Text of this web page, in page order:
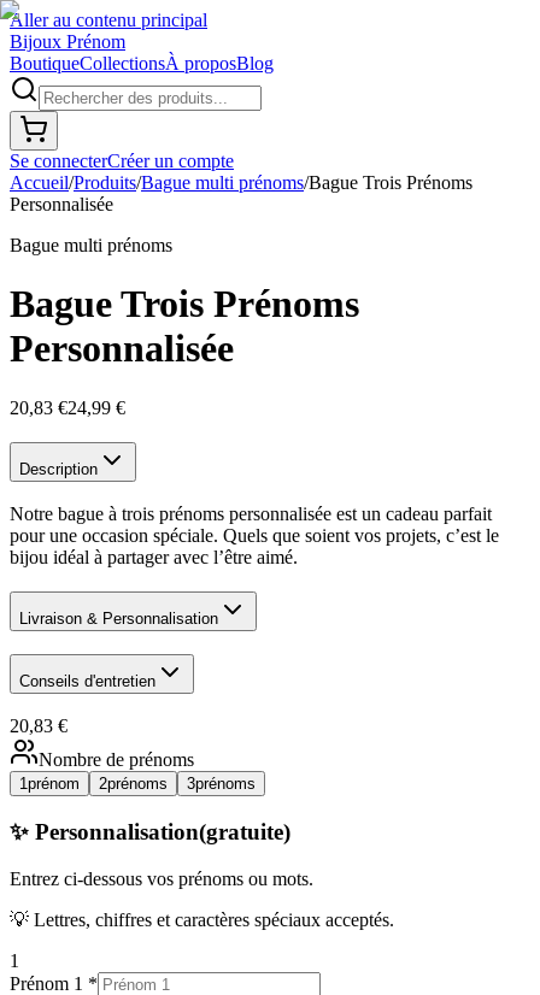
Aller au contenu principal
Bijoux Prénom
BoutiqueCollectionsÀ proposBlog
Se connecterCréer un compte
Accueil/Produits/Bague multi prénoms/Bague Trois Prénoms
Personnalisée
Bague multi prénoms
Bague Trois Prénoms
Personnalisée
20,83 €24,99 €
Description
Notre bague à trois prénoms personnalisée est un cadeau parfait
pour une occasion spéciale. Quels que soient vos projets, c’est le
bijou idéal à partager avec l’être aimé.
Livraison & Personnalisation
Conseils d'entretien
20,83 €
Nombre de prénoms
1prénom 2prénoms 3prénoms
✨ Personnalisation(gratuite)
Entrez ci-dessous vos prénoms ou mots.
💡 Lettres, chiffres et caractères spéciaux acceptés.
1
Prénom 1 *